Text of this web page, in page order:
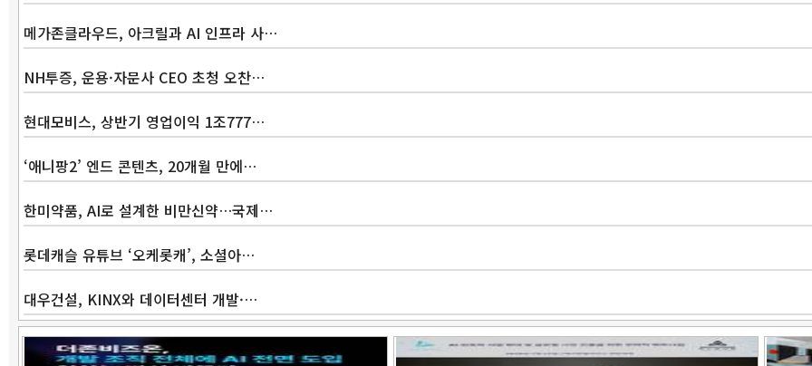
메가존클라우드, 아크릴과 AI 인프라 사…
NH투증, 운용·자문사 CEO 초청 오찬…
현대모비스, 상반기 영업이익 1조777…
‘애니팡2’ 엔드 콘텐츠, 20개월 만에…
한미약품, AI로 설계한 비만신약…국제…
롯데캐슬 유튜브 ‘오케롯캐’, 소셜아…
대우건설, KINX와 데이터센터 개발·…